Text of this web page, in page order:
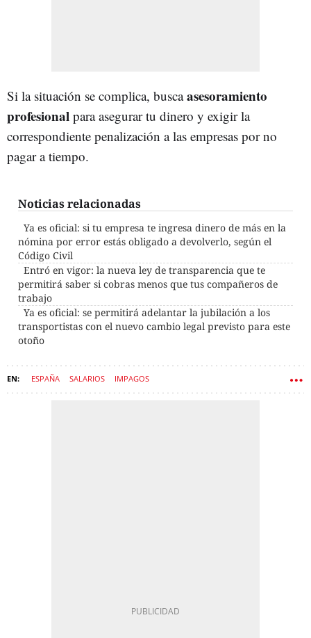
Si la situación se complica, buscaasesoramiento
profesional para asegurar tu dinero y exigir la
correspondiente penalización a las empresas por no
pagar a tiempo.
Noticias relacionadas
Ya es oficial: si tu empresa te ingresa dinero de más en la
nómina por error estás obligado a devolverlo, según el
Código Civil
Entró en vigor: la nueva ley de transparencia que te
permitirá saber si cobras menos que tus compañeros de
trabajo
Ya es oficial: se permitirá adelantar la jubilación a los
transportistas con el nuevo cambio legal previsto para este
otoño
ESPAÑA SALARIOS IMPAGOS